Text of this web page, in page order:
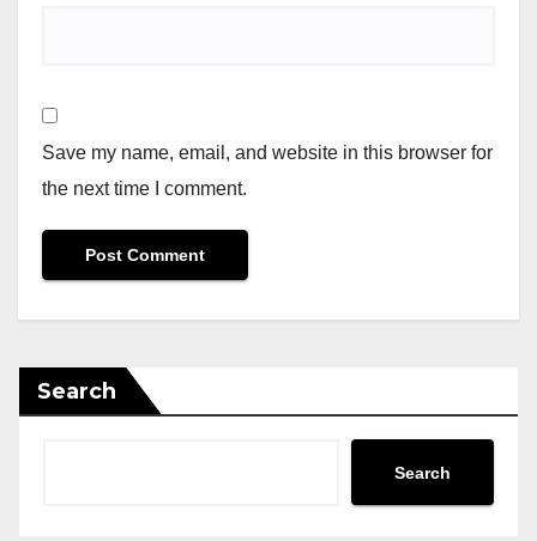
Save my name, email, and website in this browser for
the next time I comment.
Search
Search